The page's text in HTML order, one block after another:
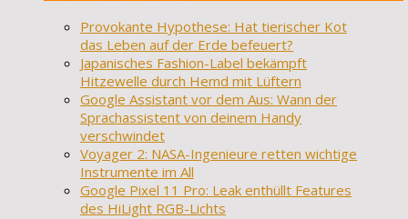
Provokante Hypothese: Hat tierischer Kot
das Leben auf der Erde befeuert?
Japanisches Fashion-Label bekämpft
Hitzewelle durch Hemd mit Lüftern
Google Assistant vor dem Aus: Wann der
Sprachassistent von deinem Handy
verschwindet
Voyager 2: NASA-Ingenieure retten wichtige
Instrumente im All
Google Pixel 11 Pro: Leak enthüllt Features
des HiLight RGB-Lichts